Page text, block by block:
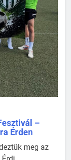
–
Érden
meg az